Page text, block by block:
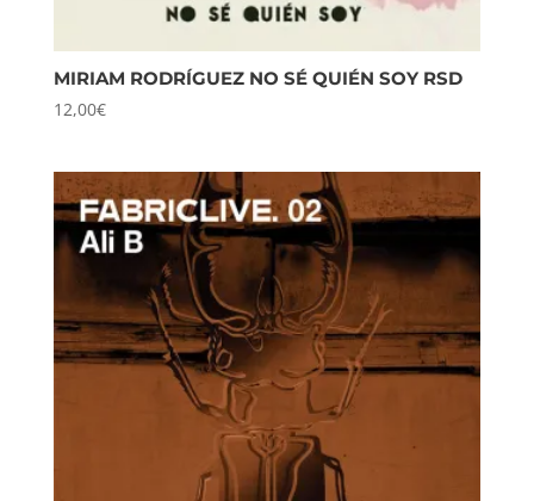
MIRIAM RODRÍGUEZ NO SÉ QUIÉN SOY RSD
12,00€